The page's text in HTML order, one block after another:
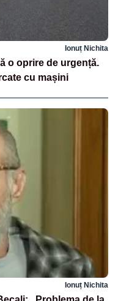
Ionuț Nichita
o oprire de urgență.
cu mașini
Ionuț Nichita